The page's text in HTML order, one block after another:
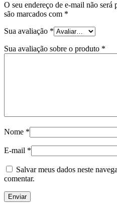
O seu endereço de e-mail não será
são marcados com *
Sua avaliação *
Sua avaliação sobre o produto *
Nome *
E-mail *
Salvar meus dados neste
comentar.